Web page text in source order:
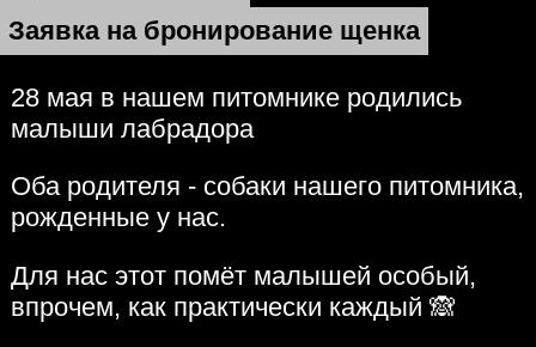
Заявка на бронирование щенка
28 мая в нашем питомнике родились
малыши лабрадора
Оба родителя - собаки нашего питомника,
рожденные у нас.
Для нас этот помёт малышей особый,
впрочем, как практически каждый 🙈